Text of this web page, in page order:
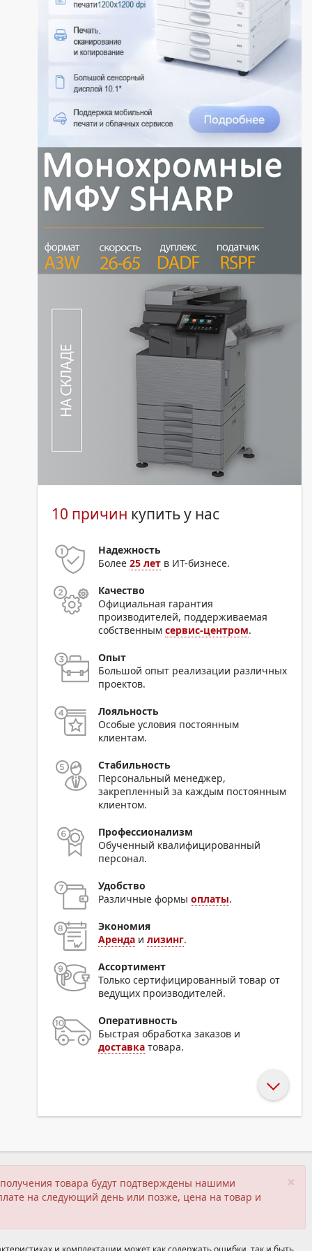
10 причин купить у нас
Надежность
Более25 лет в ИТ-бизнесе.
Качество
Официальная гарантия
производителей, поддерживаемая
собственнымсервис-центром.
Опыт
Большой опыт реализации различных
проектов.
Лояльность
Особые условия постоянным
клиентам.
Стабильность
Персональный менеджер,
закрепленный за каждым постоянным
клиентом.
Профессионализм
Обученный квалифицированный
персонал.
Удобство
Различные формыоплаты.
Экономия
Аренда илизинг.
Ассортимент
Только сертифицированный товар от
ведущих производителей.
Оперативность
Быстрая обработка заказов и
доставка товара.
×
товара будут подтверждены нашими
на следующий день или позже, цена на товар и